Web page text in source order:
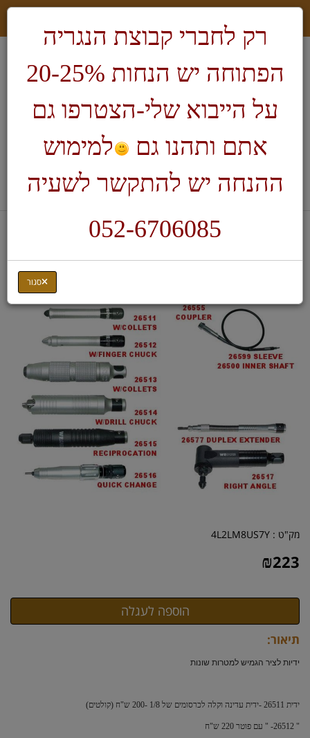
לעגלת הקניות
כלים חשמליים לגילוף ופיסול
מק"ט : 4L2LM8US7Y
₪223
תיאור:
ידיות לציר הגמיש למטרות שונות
ידית 26511 -ידית עדינה וקלה לכרסומים של 1/8 -200 ש"ח (קולטים)
" 26512- " עם פוטר 220 ש"ח
רק לחברי קבוצת הנגריה
הפתוחה יש הנחות 20-25%
על הייבוא שלי-הצטרפו גם
אתם ותהנו גם
למימוש
ההנחה יש להתקשר לשעיה
052-6706085
סגור